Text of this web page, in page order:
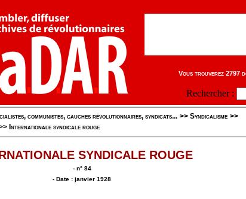
Vous trouverez 2797
Rechercher :
communistes, gauches révolutionnaires, syndicats... >> Syndicalisme >>
Internationale syndicale rouge
SYNDICALE ROUGE
- n° 84
- Date : janvier 1928